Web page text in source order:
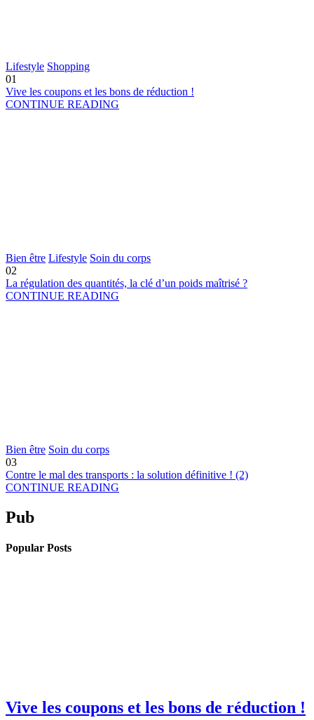
Lifestyle Shopping
01
Vive les coupons et les bons de réduction !
CONTINUE READING
Bien être Lifestyle Soin du corps
02
La régulation des quantités, la clé d’un poids maîtrisé ?
CONTINUE READING
Bien être Soin du corps
03
Contre le mal des transports : la solution définitive ! (2)
CONTINUE READING
Pub
Popular Posts
Vive les coupons et les bons de réduction !